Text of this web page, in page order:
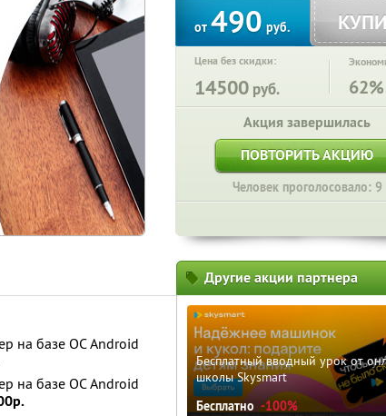
от490руб.
Цена без скидки:
14500 руб. 62%
Акция завершилась
ПОВТОРИТЬ АКЦИЮ
Человек проголосовало: 9
на базе ОС Android
на базе ОС Android
Другие акции партнера
Бесплатный вводный урок от
школы Skysmart
Бесплатно -100%